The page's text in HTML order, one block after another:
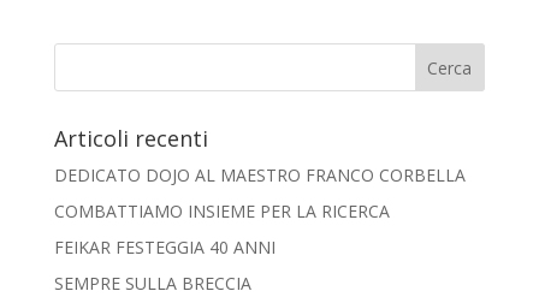
Articoli recenti
DEDICATO DOJO AL MAESTRO FRANCO CORBELLA
COMBATTIAMO INSIEME PER LA RICERCA
FEIKAR FESTEGGIA 40 ANNI
SEMPRE SULLA BRECCIA